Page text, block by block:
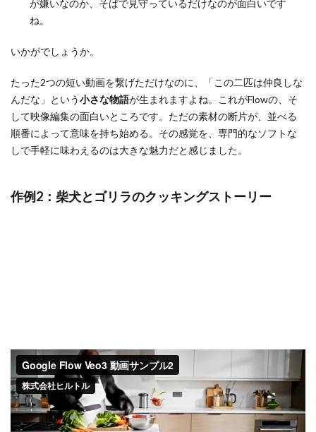
が嫌いなのか、そばで見守っているだけなのが面白いです
ね。
いかがでしょうか。
たった2つの短い動画を繋げただけなのに、「この二匹は仲良しな
んだな」という小さな物語が生まれますよね。これがFlowの、そ
して映像編集の面白いところです。ただの素材の断片が、並べる
順番によって意味を持ち始める。その感覚を、専門的なソフトな
しで手軽に味わえるのは大きな魅力だと感じました。
作例2：柴犬とゴリラのクッキングストーリー